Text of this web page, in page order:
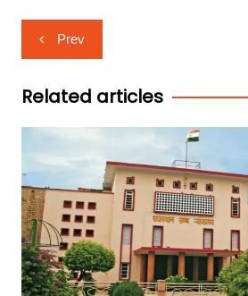
Post
navigation
Prev
Related articles